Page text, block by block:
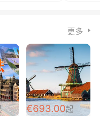
更多
€693.00起